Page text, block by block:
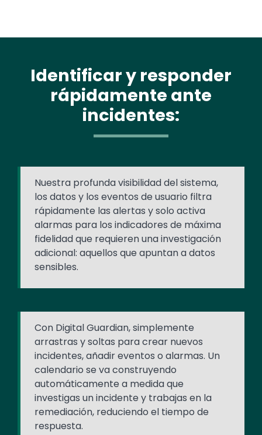
Identificar y responder
rápidamente ante
incidentes:
Nuestra profunda visibilidad del sistema,
los datos y los eventos de usuario filtra
rápidamente las alertas y solo activa
alarmas para los indicadores de máxima
fidelidad que requieren una investigación
adicional: aquellos que apuntan a datos
sensibles.
Con Digital Guardian, simplemente
arrastras y soltas para crear nuevos
incidentes, añadir eventos o alarmas. Un
calendario se va construyendo
automáticamente a medida que
investigas un incidente y trabajas en la
remediación, reduciendo el tiempo de
respuesta.